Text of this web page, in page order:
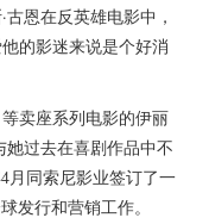
恩在反英雄电影中，
的影迷来说是个好消
卖座系列电影的伊丽
她过去在喜剧作品中不
月同索尼影业签订了一
发行和营销工作。